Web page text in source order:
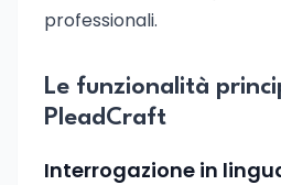
professionali.
Le funzionalità
PleadCraft
Interrogazione in